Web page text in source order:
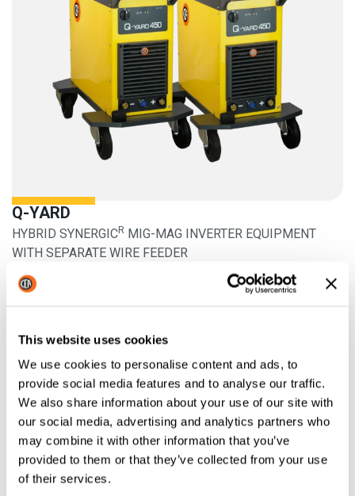
This website uses cookies
We use cookies to personalise content and ads, to
provide social media features and to analyse our traffic.
We also share information about your use of our site with
our social media, advertising and analytics partners who
may combine it with other information that you’ve
provided to them or that they’ve collected from your use
of their services.
Q-YARD
HYBRID SYNERGICR MIG-MAG INVERTER EQUIPMENT
WITH SEPARATE WIRE FEEDER
Mehr Informationen